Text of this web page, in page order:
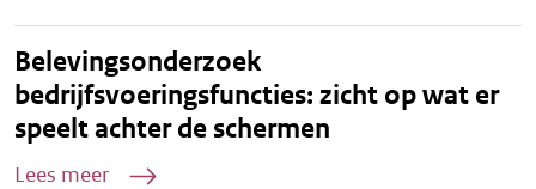
Belevingsonderzoek
bedrijfsvoeringsfuncties: zicht op wat er
speelt achter de schermen
Lees meer